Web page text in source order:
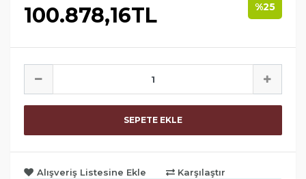
100.878,16TL %25
SEPETE EKLE
Alışveriş Listesine Ekle Karşılaştır